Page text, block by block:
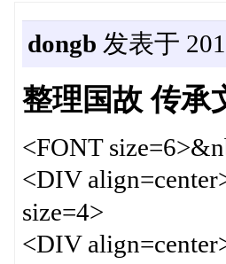
dongb 发表于
整理国故 传承
<FONT
<DIV
size=4>
<DIV